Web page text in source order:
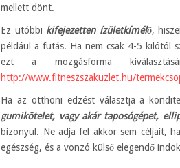
mellett dönt.
Ez utóbbi kifejezetten ízületkímélő,
például a futás. Ha nem csak 4-5 kilótól
ezt a mozgásforma
http://www.fitneszszakuzlet.hu/
Ha az otthoni edzést választja a
gumikötelet, vagy akár taposógépet,
bizonyul. Ne adja fel akkor sem céljait,
egészség, és a vonzó külső elegendő